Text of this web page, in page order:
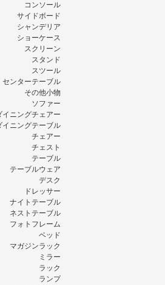
コンソール
サイドボード
シャンデリア
ショーケース
スクリーン
スタンド
スツール
センターテーブル
その他小物
ソファー
イニングチェアー
イニングテーブル
チェアー
チェスト
テーブル
テーブルウェア
デスク
ドレッサー
ナイトテーブル
ネストテーブル
フォトフレーム
ベッド
マガジンラック
ミラー
ラック
ランプ